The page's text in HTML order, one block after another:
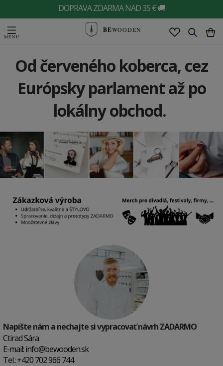
DOPRAVA ZDARMA NAD 35 € 🚚
BEWOODEN
Od červeného koberca, cez
Európsky parlament až po
lokálny obchod.
Napíšte nám a nechajte si vypracovať návrh ZADARMO
Ctirad Sára
E-mail:info@bewooden.sk
Tel.: +420 702 966 744